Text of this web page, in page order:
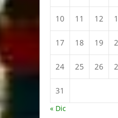
10 11 12
17 18 19
24 25 26
31
« Dic